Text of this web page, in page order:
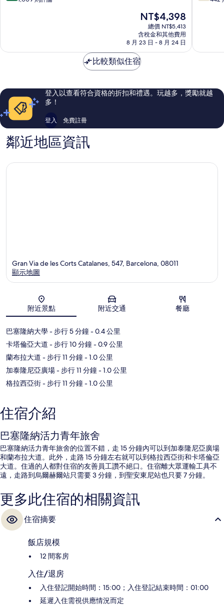
夠
評
論
現
價
格
為
NT$4,398
NT$4,398
總價 NT$5,413
含稅金和其他費用
8 月 23 日 - 8 月 24 日
展
錯
評
論
比較類似住宿
登入以查看符合資格的折扣和禮遇。玩越多，獎勵就越
多！
登入 免費註冊
鄰近地區資訊
地圖
Gran Via de les Corts Catalanes, 547, Barcelona, 08011
顯示地圖
附近景點 附近交通 餐廳
巴塞隆納大學- 步行 5 分鐘- 0.4 公里
卡塔倫亞大道 - 步行 10 分鐘- 0.9 公里
蘭布拉大道 - 步行 11 分鐘- 1.0 公里
加泰隆尼亞廣場- 步行 11 分鐘- 1.0 公里
格拉西亞街- 步行 11 分鐘- 1.0 公里
住宿介紹
巴塞隆納活力青年旅舍
巴塞隆納活力青年旅舍的位置不錯，走 15 分鐘內可以到加泰隆尼亞廣場
和蘭布拉大道。此外，走路 15 分鐘左右就可以到格拉西亞街和卡塔倫亞
大道。住過的人都對住宿的友善員工讚不絕口。住宿離大眾運輸工具不
遠，走路到烏爾赫爾站只需要 3 分鐘，到聖安東尼站也只要 7 分鐘。
更多此住宿的相關資訊
住宿摘要
飯店規模
12 間客房
入住/退房
入住登記開始時間：15:00；入住登記結束時間：01:00
延遲入住需視供應情況而定